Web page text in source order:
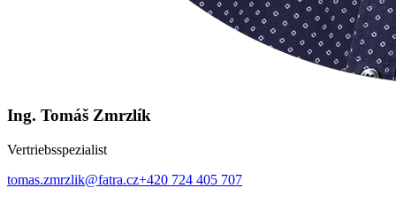
Ing. Tomáš Zmrzlík
Vertriebsspezialist
tomas.zmrzlik@fatra.cz+420 724 405 707